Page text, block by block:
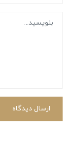
ارسال دیدگاه